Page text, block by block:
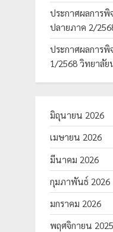
ประกาศผลการ
ปลายภาค 2/
ประกาศผลการ
1/2568 วิทยาลั
มิถุนายน 2026
เมษายน 2026
มีนาคม 2026
กุมภาพันธ์ 2026
มกราคม 2026
พฤศจิกายน 2025